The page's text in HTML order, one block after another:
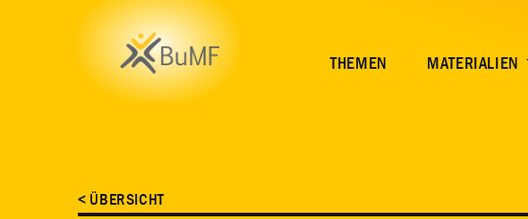
THEMEN MATERIALIEN
< ÜBERSICHT
ORT INHALT